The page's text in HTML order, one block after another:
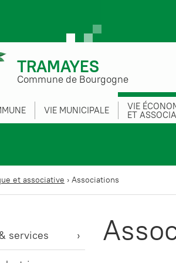
TRAMAYES
Commune de Bourgogne
VIE MUNICIPALE VIE
ET
et associative › Associations
services